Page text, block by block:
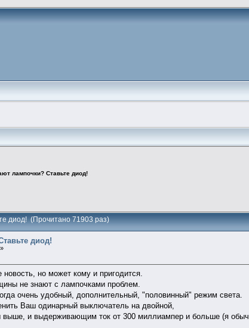
лампочки? Ставьте диод!
диод! (Прочитано 71903 раз)
диод!
но может кому и пригодится.
не знают с лампочками проблем.
очень удобный, дополнительный, "половинный" режим света.
Ваш одинарный выключатель на двойной,
выше, и выдерживающим ток от 300 миллиампер и больше (я